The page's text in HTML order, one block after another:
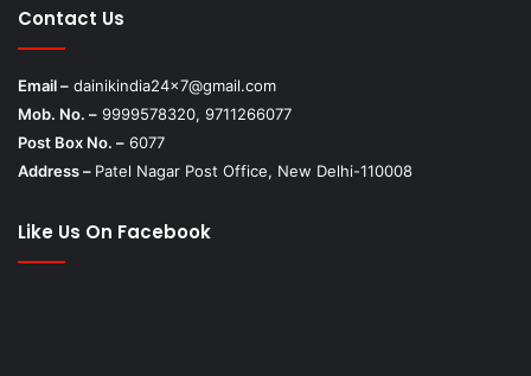
Contact Us
Email – dainikindia24x7@gmail.com
Mob. No. – 9999578320, 9711266077
Post Box No. – 6077
Address – Patel Nagar Post Office, New Delhi-110008
Like Us On Facebook